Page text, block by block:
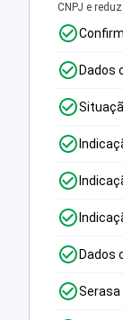
CNPJ e
Dados
Dados
Serasa